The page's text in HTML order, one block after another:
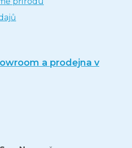
a prodejna v